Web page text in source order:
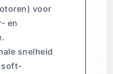
voor
en
snelheid
soft-